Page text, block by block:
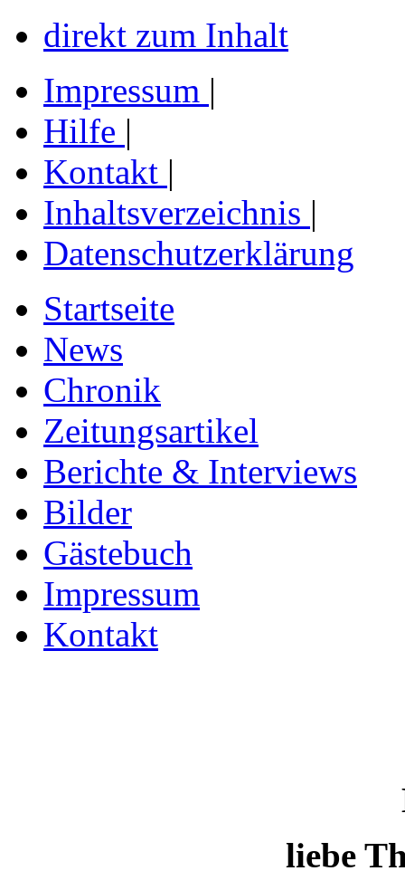
direkt zum Inhalt
Impressum |
Hilfe |
Kontakt |
Inhaltsverzeichnis |
Datenschutzerklärung
Startseite
News
Chronik
Zeitungsartikel
Berichte & Interviews
Bilder
Gästebuch
Impressum
Kontakt
liebe